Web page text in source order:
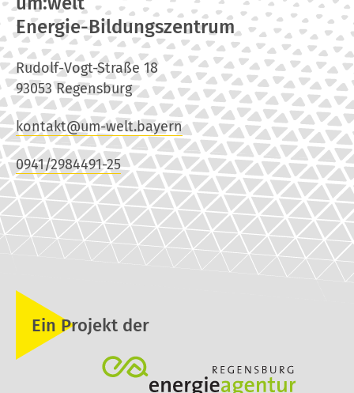
Energie-Bildungszentrum
Rudolf-Vogt-Straße 18
93053 Regensburg
kontakt@um-welt.bayern
0941/2984491-25
Ein Projekt der